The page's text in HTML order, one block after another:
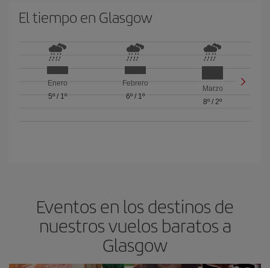
El tiempo en Glasgow
Enero
5º/ 1º
Febrero
6º/ 1º
Marzo
8º / 2º
Eventos en los destinos de
nuestros vuelos baratos a
Glasgow